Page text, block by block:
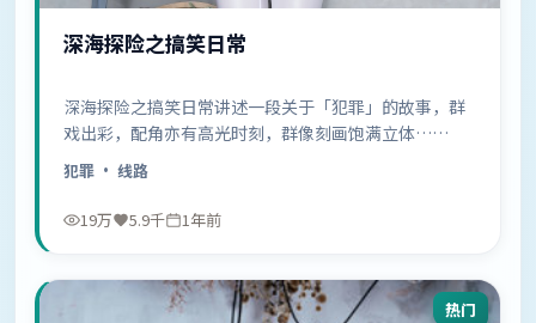
深海探险之搞笑日常
深海探险之搞笑日常讲述一段关于「犯罪」的故事，群
戏出彩，配角亦有高光时刻，群像刻画饱满立体……
犯罪 · 线路
19万 5.9千 1年前
热门